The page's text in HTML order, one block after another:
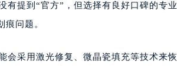
提前预约）
预约）
提前预约）
有提到“官方”，但选择有良好口碑的专业
问题。
会采用激光修复、微晶瓷填充等技术来恢